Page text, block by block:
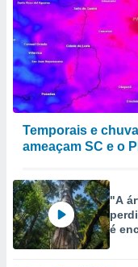
Temporais e
ameaçam SC e o
"A
é